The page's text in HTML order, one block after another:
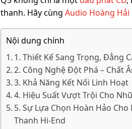
thanh. Hãy cùng Audio Hoàng Hải
Nội dung chính
1. Thiết Kế Sang Trọng, Đẳng
2. Công Nghệ Đột Phá – Chất
3. Khả Năng Kết Nối Linh Hoạt
4. Hiệu Suất Vượt Trội Cho
5. Sự Lựa Chọn Hoàn Hảo
Thanh Hi-End